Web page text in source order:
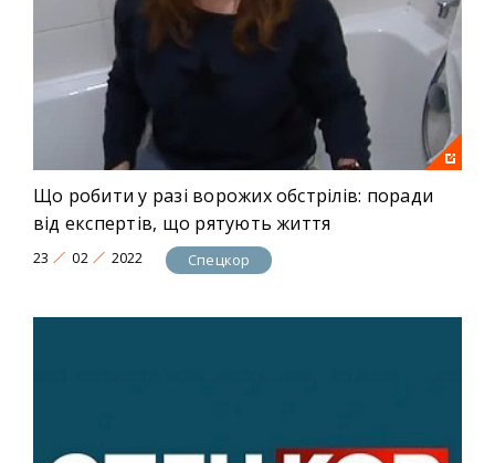
Що робити у разі ворожих обстрілів: поради
від експертів, що рятують життя
23 02 2022 Спецкор